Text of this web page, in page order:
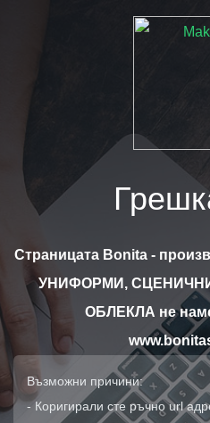
Страницата Bonita -
УНИФОРМИ,
ОБЛЕКЛА не
Възможни причини:
- Коригирали сте ръчно url